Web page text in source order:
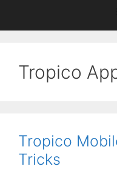
Tropico
Tropico
Tricks